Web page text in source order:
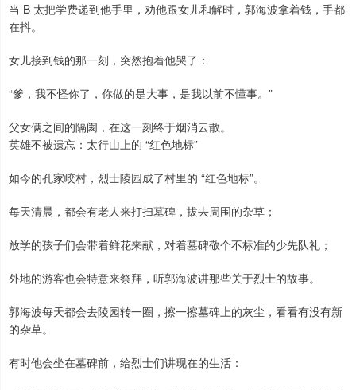
当 B 太把学费递到他手里，劝他跟女儿和解时，郭海波拿着钱，手都
在抖。
女儿接到钱的那一刻，突然抱着他哭了：
“爹，我不怪你了，你做的是大事，是我以前不懂事。”
父女俩之间的隔阂，在这一刻终于烟消云散。
英雄不被遗忘：太行山上的 “红色地标”
如今的孔家峧村，烈士陵园成了村里的 “红色地标”。
每天清晨，都会有老人来打扫墓碑，拔去周围的杂草；
放学的孩子们会带着鲜花来献，对着墓碑敬个不标准的少先队礼；
外地的游客也会特意来祭拜，听郭海波讲那些关于烈士的故事。
郭海波每天都会去陵园转一圈，擦一擦墓碑上的灰尘，看看有没有新
的杂草。
有时他会坐在墓碑前，给烈士们讲现在的生活：